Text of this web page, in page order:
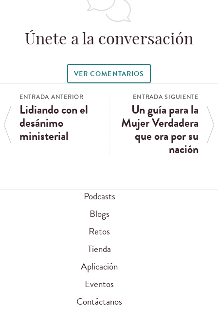
Únete a la conversación
VER COMENTARIOS
ENTRADA ANTERIOR
Lidiando con el
desánimo
ministerial
ENTRADA SIGUIENTE
Un guía para la
Mujer Verdadera
que ora por su
nación
Podcasts
Blogs
Retos
Tienda
Aplicación
Eventos
Contáctanos